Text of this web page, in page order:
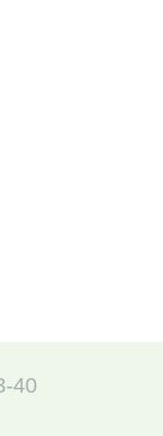
40